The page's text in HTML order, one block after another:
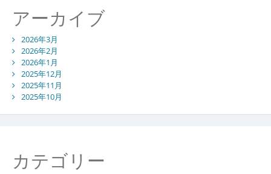
アーカイブ
2026年3月
2026年2月
2026年1月
2025年12月
2025年11月
2025年10月
カテゴリー